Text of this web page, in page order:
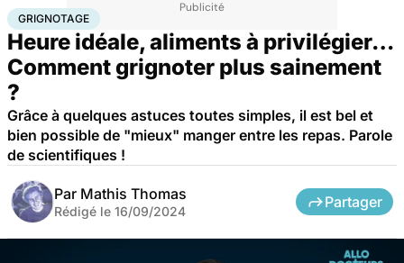
AccueilBien-être Grignotage
GRIGNOTAGE
Heure idéale, aliments à privilégier…
Comment grignoter plus sainement
?
Grâce à quelques astuces toutes simples, il est bel et
bien possible de "mieux" manger entre les repas. Parole
de scientifiques !
Par Mathis Thomas
Rédigé le 16/09/2024
Partager